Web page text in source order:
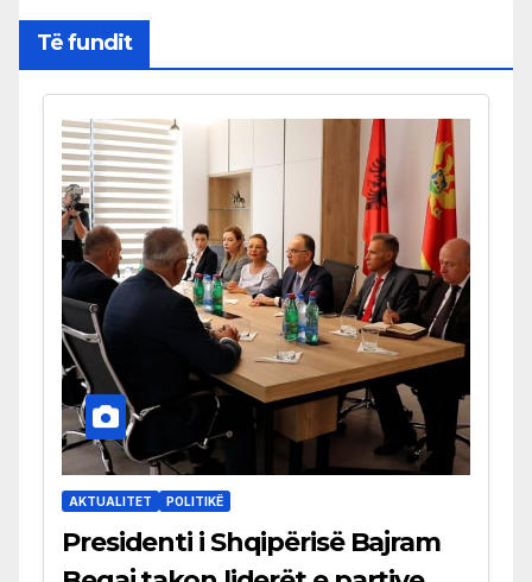
Të fundit
AKTUALITET POLITIKË
Presidenti i Shqipërisë Bajram